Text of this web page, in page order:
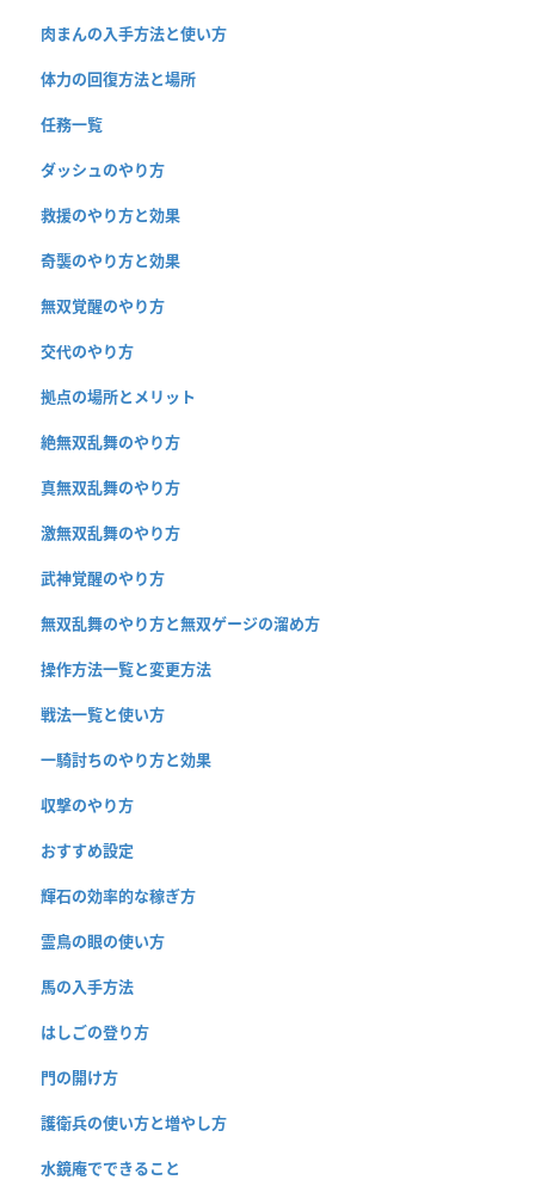
肉まんの入手方法と使い方
体力の回復方法と場所
任務一覧
ダッシュのやり方
救援のやり方と効果
奇襲のやり方と効果
無双覚醒のやり方
交代のやり方
拠点の場所とメリット
絶無双乱舞のやり方
真無双乱舞のやり方
激無双乱舞のやり方
武神覚醒のやり方
無双乱舞のやり方と無双ゲージの溜め方
操作方法一覧と変更方法
戦法一覧と使い方
一騎討ちのやり方と効果
収撃のやり方
おすすめ設定
輝石の効率的な稼ぎ方
霊鳥の眼の使い方
馬の入手方法
はしごの登り方
門の開け方
護衛兵の使い方と増やし方
水鏡庵でできること